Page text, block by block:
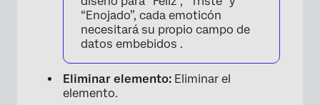
“Enojado”, cada emoticón
necesitará su propio campo de
datos embebidos .
Eliminar elemento: Eliminar el
elemento.